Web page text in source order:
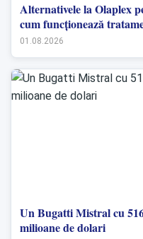
Alternativele la Olaplex
cum funcționează
01.08.2026
Un Bugatti Mistral cu
milioane de dolari